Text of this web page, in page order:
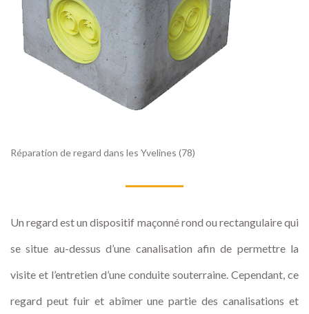
Réparation de regard dans les Yvelines (78)
Un regard est un dispositif maçonné rond ou rectangulaire qui
se situe au-dessus d’une canalisation afin de permettre la
visite et l’entretien d’une conduite souterraine. Cependant, ce
regard peut fuir et abîmer une partie des canalisations et